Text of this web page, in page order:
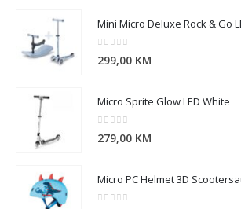
Mini Micro Deluxe Rock & Go
299,00 KM
Micro Sprite Glow LED White
279,00 KM
Micro PC Helmet 3D